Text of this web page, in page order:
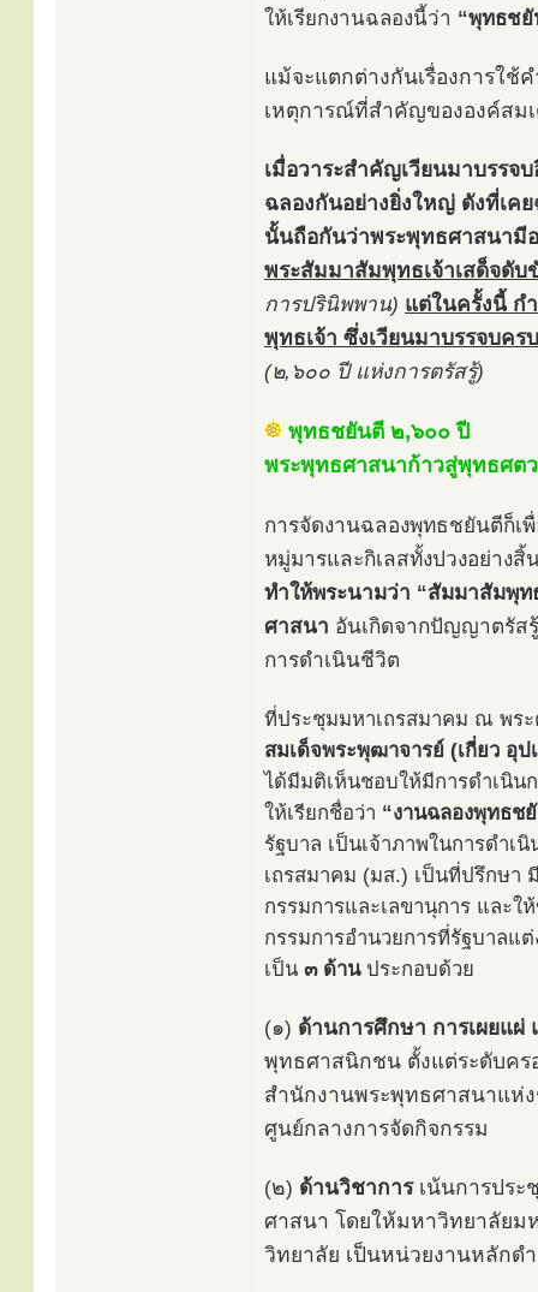
ให้เรียกงานฉลองนี้ว่า “พุทธชยั
แม้จะแตกต่างกันเรื่องการใช้
เหตุการณ์ที่สำคัญขององค์สม
เมื่อวาระสำคัญเวียนมาบรร
ฉลองกันอย่างยิ่งใหญ่ ดังที่เ
นั้นถือกันว่าพระพุทธศาสนามี
พระสัมมาสัมพุทธเจ้าเสด็จดั
การปรินิพพาน) แต่ในครั้งนี้ ก
พุทธเจ้า ซึ่งเวียนมาบรรจบค
(๒,๖๐๐ ปี แห่งการตรัสรู้)
พุทธชยันตี ๒,๖๐๐ ปี
พระพุทธศาสนาก้าวสู่พุทธศต
การจัดงานฉลองพุทธชยันตีก็เ
หมู่มารและกิเลสทั้งปวงอย่าง
ทำให้พระนามว่า “สัมมาสัมพุ
ศาสนา อันเกิดจากปัญญาตรัส
การดำเนินชีวิต
ที่ประชุมมหาเถรสมาคม ณ พระ
สมเด็จพระพุฒาจารย์ (เกี่ยว อุ
ได้มีมติเห็นชอบให้มีการดำเนิน
ให้เรียกชื่อว่า “งานฉลองพุทธช
รัฐบาล เป็นเจ้าภาพในการดำ
เถรสมาคม (มส.) เป็นที่ปรึกษา
กรรมการและเลขานุการ และ
กรรมการอำนวยการที่รัฐบาลแ
เป็น ๓ ด้านประกอบด้วย
(๑) ด้านการศึกษา การเผยแ
พุทธศาสนิกชน ตั้งแต่ระดับค
สำนักงานพระพุทธศาสนาแห่
ศูนย์กลางการจัดกิจกรรม
(๒) ด้านวิชาการเน้นการประ
ศาสนา โดยให้มหาวิทยาลัย
วิทยาลัย เป็นหน่วยงานหลักด